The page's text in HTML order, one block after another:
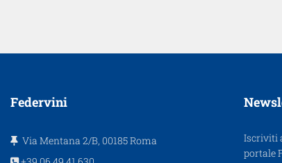
Federvini
Via Mentana 2/B, 00185 Roma
Iscriviti
portale